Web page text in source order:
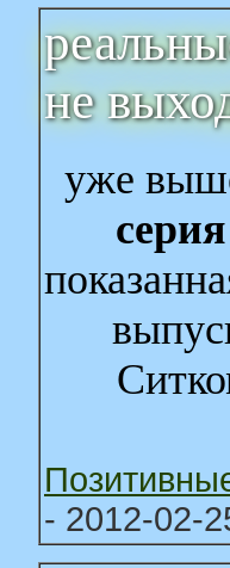
не
уже
серия
- 2012-02-